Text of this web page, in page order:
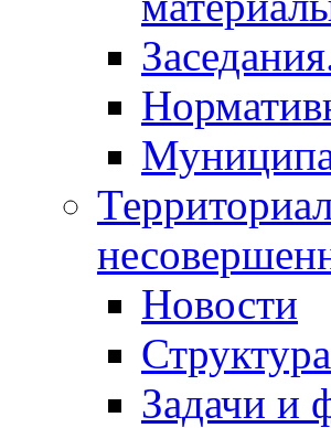
Новости
Структура
Задачи и